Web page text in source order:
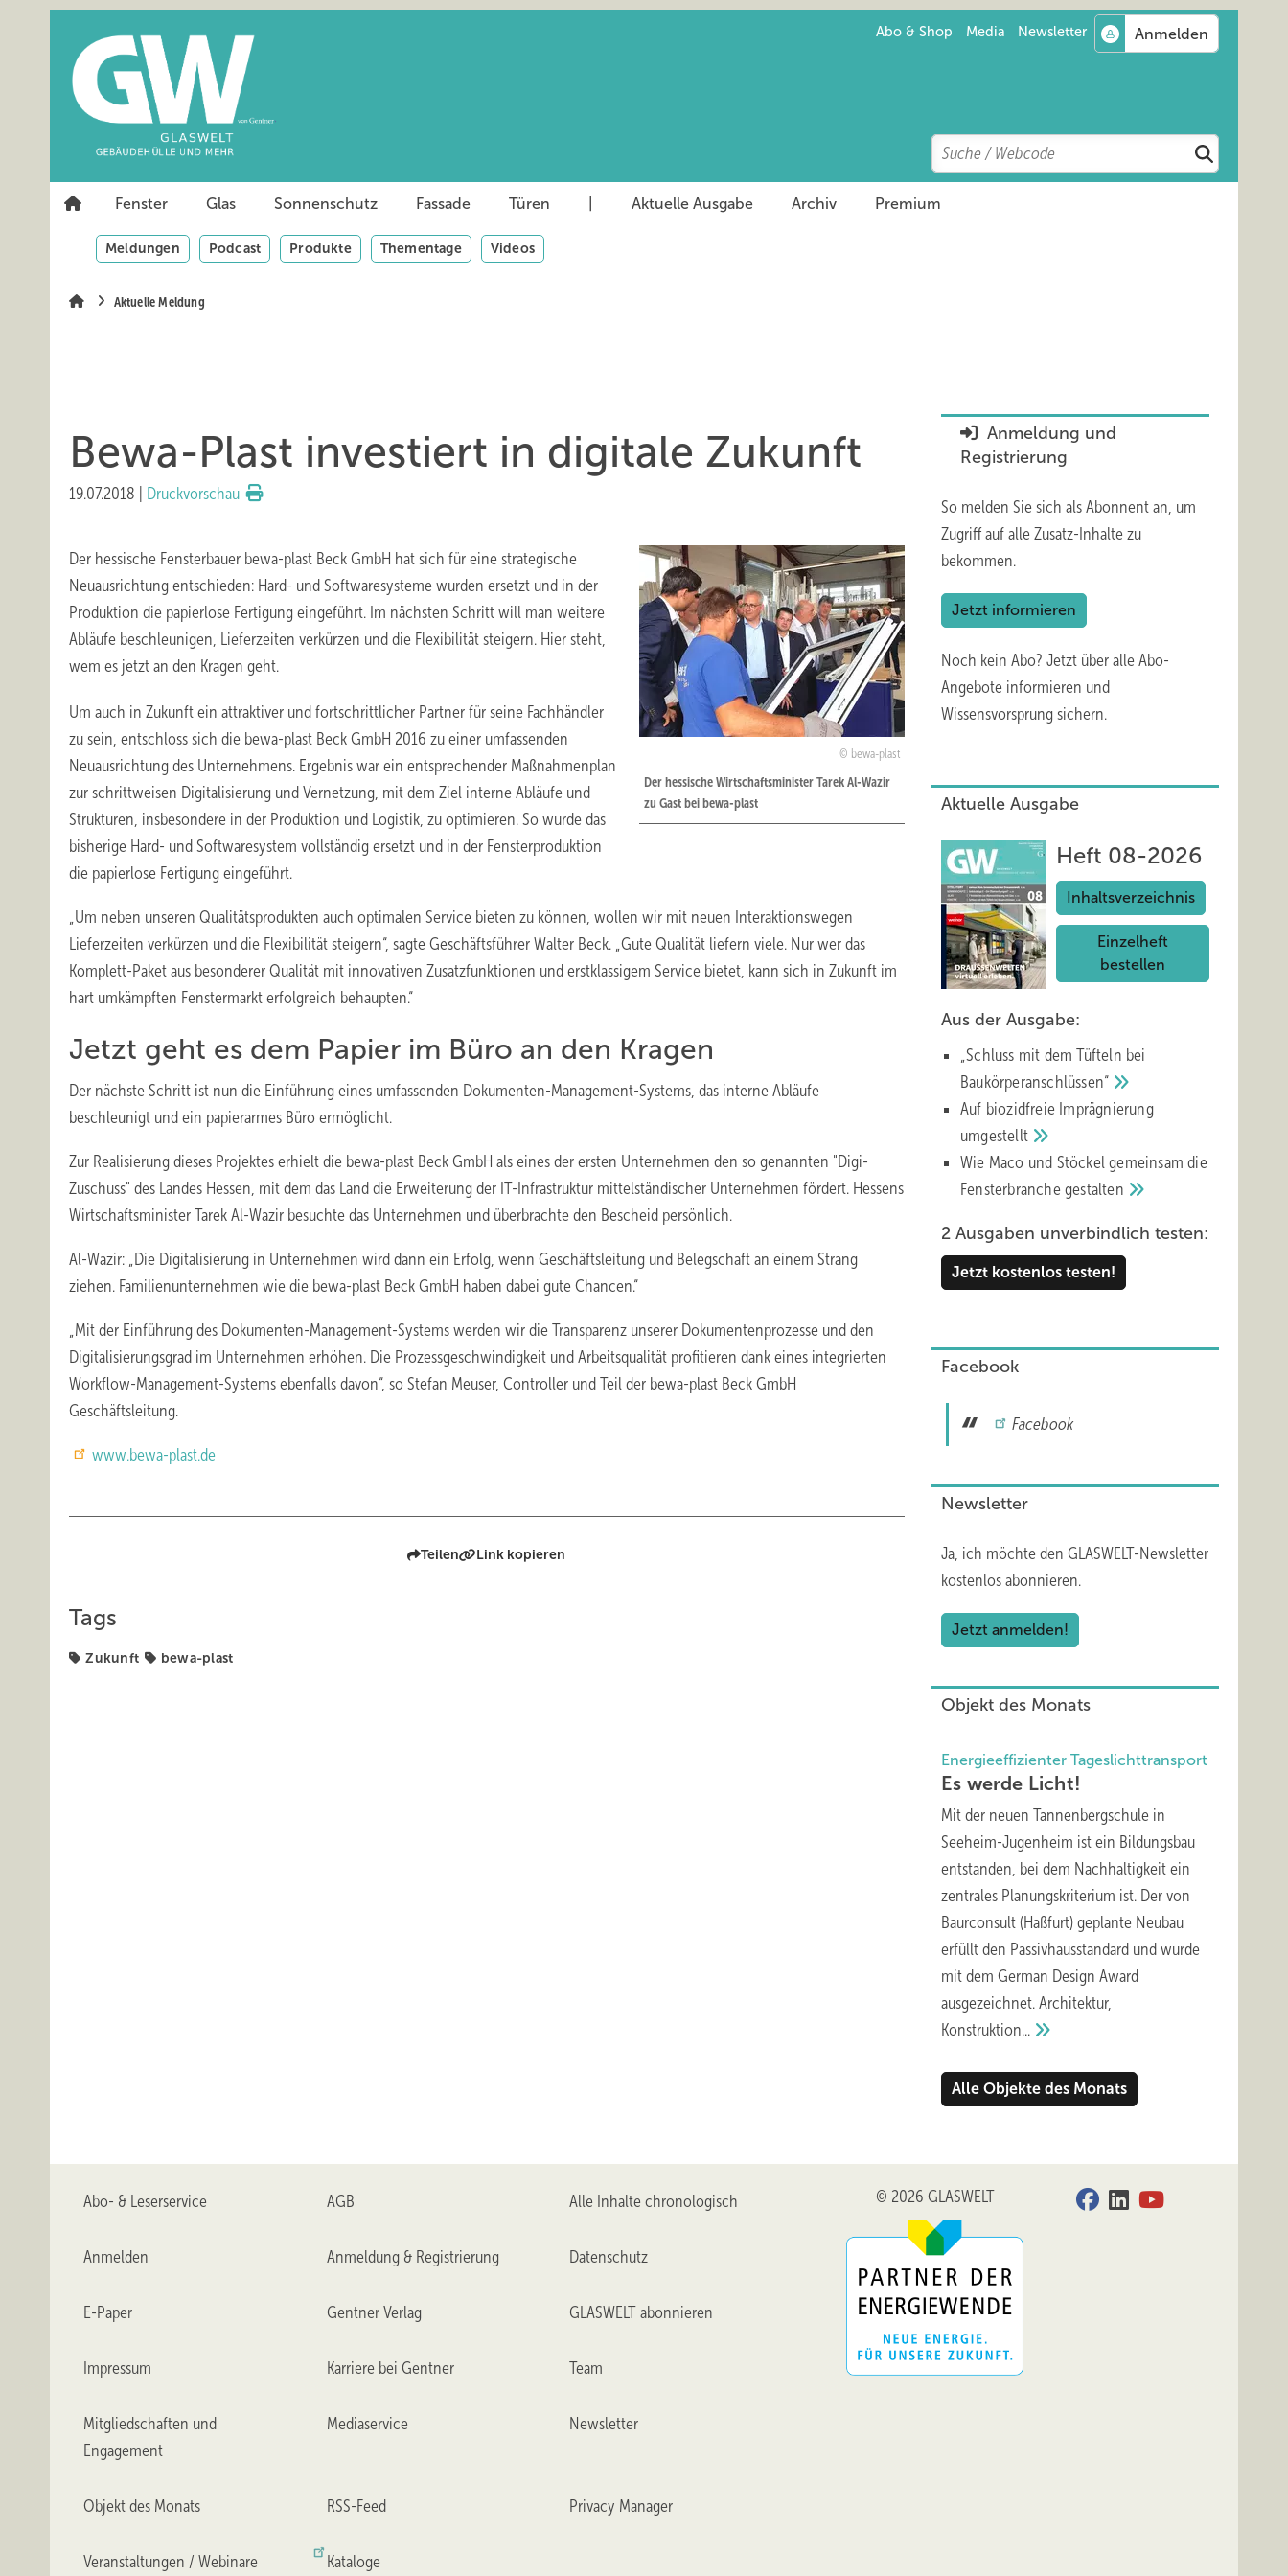
Abo & Shop Media Newsletter
Search
Suchen
Fenster Glas Sonnenschutz Fassade Türen Aktuelle Ausgabe Archiv Premium
Meldungen Podcast Produkte Thementage Videos
Aktuelle Meldung
Bewa-Plast investiert in digitale Zukunft
19.07.2018 Druckvorschau
bewa-plast
Der hessische Wirtschaftsminister Tarek Al-Wazir
zu Gast bei bewa-plast
Der hessische Fensterbauer bewa-plast Beck GmbH hat sich für eine strategische
Neuausrichtung entschieden: Hard- und Softwaresysteme wurden ersetzt und in der
Produktion die papierlose Fertigung eingeführt. Im nächsten Schritt will man weitere
Abläufe beschleunigen, Lieferzeiten verkürzen und die Flexibilität steigern. Hier steht,
wem es jetzt an den Kragen geht.
Um auch in Zukunft ein attraktiver und fortschrittlicher Partner für seine Fachhändler
zu sein, entschloss sich die bewa-plast Beck GmbH 2016 zu einer umfassenden
Neuausrichtung des Unternehmens. Ergebnis war ein entsprechender Maßnahmenplan
zur schrittweisen Digitalisierung und Vernetzung, mit dem Ziel interne Abläufe und
Strukturen, insbesondere in der Produktion und Logistik, zu optimieren. So wurde das
bisherige Hard- und Softwaresystem vollständig ersetzt und in der Fensterproduktion
die papierlose Fertigung eingeführt.
„Um neben unseren Qualitätsprodukten auch optimalen Service bieten zu können, wollen wir mit neuen Interaktionswegen
Lieferzeiten verkürzen und die Flexibilität steigern“, sagte Geschäftsführer Walter Beck. „Gute Qualität liefern viele. Nur wer das
Komplett-Paket aus besonderer Qualität mit innovativen Zusatzfunktionen und erstklassigem Service bietet, kann sich in Zukunft im
hart umkämpften Fenstermarkt erfolgreich behaupten.“
Jetzt geht es dem Papier im Büro an den Kragen
Der nächste Schritt ist nun die Einführung eines umfassenden Dokumenten-Management-Systems, das interne Abläufe
beschleunigt und ein papierarmes Büro ermöglicht.
Zur Realisierung dieses Projektes erhielt die bewa-plast Beck GmbH als eines der ersten Unternehmen den so genannten "Digi-
Zuschuss" des Landes Hessen, mit dem das Land die Erweiterung der IT-Infrastruktur mittelständischer Unternehmen fördert. Hessens
Wirtschaftsminister Tarek Al-Wazir besuchte das Unternehmen und überbrachte den Bescheid persönlich.
Al-Wazir: „Die Digitalisierung in Unternehmen wird dann ein Erfolg, wenn Geschäftsleitung und Belegschaft an einem Strang
ziehen. Familienunternehmen wie die bewa-plast Beck GmbH haben dabei gute Chancen.“
„Mit der Einführung des Dokumenten-Management-Systems werden wir die Transparenz unserer Dokumentenprozesse und den
Digitalisierungsgrad im Unternehmen erhöhen. Die Prozessgeschwindigkeit und Arbeitsqualität profitieren dank eines integrierten
Workflow-Management-Systems ebenfalls davon“, so Stefan Meuser, Controller und Teil der bewa-plast Beck GmbH
Geschäftsleitung.
www.bewa-plast.de
Teilen Link kopieren
Tags
Zukunft bewa-plast
Anmeldung und
Registrierung
So melden Sie sich als Abonnent an, um
Zugriff auf alle Zusatz-Inhalte zu
bekommen.
Jetzt informieren
Noch kein Abo? Jetzt über alle Abo-
Angebote informieren und
Wissensvorsprung sichern.
Aktuelle Ausgabe
Heft 08-2026
Inhaltsverzeichnis
Einzelheft
bestellen
Aus der Ausgabe:
„Schluss mit d em Tüfteln bei
Baukörperanschlüssen“
Auf biozidfreie Imprägnierung
umgestellt
Wie Maco und Stöckel gemeinsam die
Fensterbranche gestalten
2 Ausgaben unverbindlich testen:
Jetzt kostenlos testen!
Facebook
Facebook
Newsletter
Ja, ich möchte den GLASWELT-Newsletter
kostenlos abonnieren.
Jetzt anmelden!
Objekt des Monats
Energieeffizienter Tageslichttransport
Es werde Licht!
Mit der neuen Tannenbergschule in
Seeheim-Jugenheim ist ein Bildungsbau
entstanden, bei dem Nachhaltigkeit ein
zentrales Planungskriterium ist. Der von
Baurconsult (Haßfurt) geplante Neubau
erfüllt den Passivhausstandard und wurde
mit dem German Design Award
ausgezeichnet. Architektur,
Konstruktion...
Alle Objekte des Monats
Abo- & Leserservice AGB Alle Inhalte chronologisch
Anmelden Anmeldung & Registrierung Datenschutz
E-Paper Gentner Verlag GLASWELT abonnieren
Impressum Karriere bei Gentner Team
Mitgliedschaften und
Engagement
Mediaservice Newsletter
Objekt des Monats RSS-Feed Privacy Manager
Veranstaltungen / Webinare Kataloge
© 2026 GLASWELT